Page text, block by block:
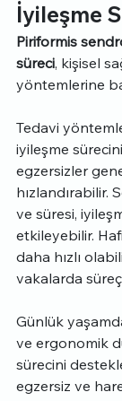
İyileşme
Piriformis
süreci, kişisel
yöntemlerine
Tedavi
iyileşme
egzersizler
hızlandırabilir.
ve süresi,
etkileyebilir.
daha hızlı
vakalarda
Günlük
ve ergonomik
sürecini
egzersiz ve